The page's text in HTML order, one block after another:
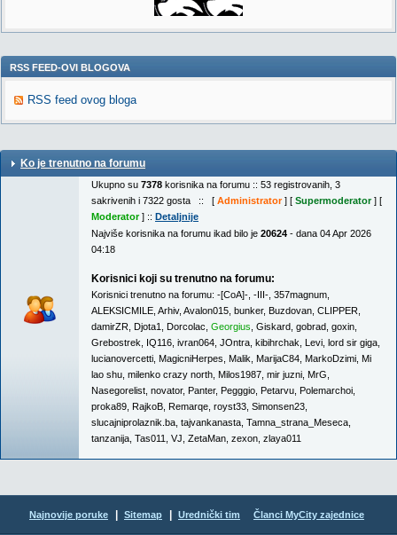
RSS FEED-OVI BLOGOVA
RSS feed ovog bloga
Ko je trenutno na forumu
Ukupno su 7378 korisnika na forumu :: 53 registrovanih, 3
sakrivenih i 7322 gosta :: [ Administrator] [ Supermoderator] [
Moderator] :: Detaljnije
Najviše korisnika na forumu ikad bilo je 20624 - dana 04 Apr 2026
04:18
Korisnici koji su trenutno na forumu:
Korisnici trenutno na forumu: -[CoA]- -III- 357magnum
ALEKSICMILE Arhiv, Avalon015 bunker, Buzdovan CLIPPER
damirZR Djota1 Dorcolac Georgius Giskard gobrad goxin
Grebostrek
IQ116 ivran064 JOntra kibihrchak Levi lord sir giga
lucianovercetti MagicniHerpes Malik MarijaC84 MarkoDzimi Mi
lao shu milenko crazy north Milos1987 mir juzni MrG
Nasegorelist novator, Panter, Pegggio Petarvu Polemarchoi
proka89 RajkoB Remarqe royst33 Simonsen23
slucajniprolaznik.ba tajvankanasta Tamna_strana_Meseca
tanzanija Tas011 VJ ZetaMan zexon zlaya011
Najnovije poruke Sitemap Urednički tim Članci MyCity zajednice